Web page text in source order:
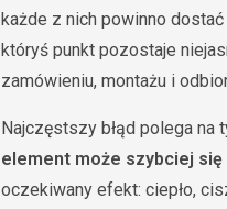
każde z nich powinno
któryś punkt pozostaje
zamówieniu, montażu i
Najczęstszy błąd polega na
element może szybciej
oczekiwany efekt: ciepło,